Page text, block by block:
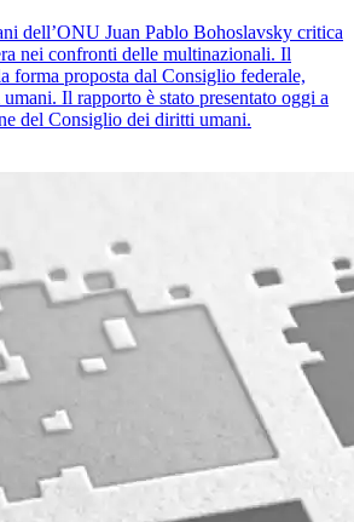
dell’ONU Juan Pablo Bohoslavsky critica
nei confronti delle multinazionali. Il
forma proposta dal Consiglio federale,
Il rapporto è stato presentato oggi a
del Consiglio dei diritti umani.